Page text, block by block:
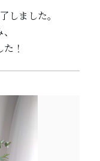
しました。
！